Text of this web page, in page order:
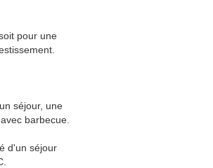
pour une
séjour, une
barbecue.
d'un séjour